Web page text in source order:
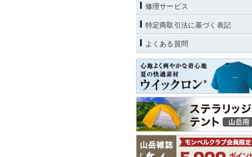
修理サービス
特定商取引法に基づく表記
よくある質問